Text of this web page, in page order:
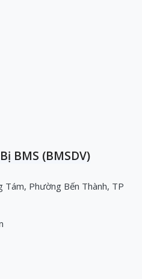
BMS (BMSDV)
Tám, Phường Bến Thành, TP